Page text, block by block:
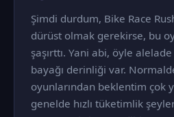
Şimdi durdum, Bike Race
dürüst olmak gerekirse, bu
şaşırttı. Yani abi, öyle
bayağı derinliği var.
oyunlarından beklentim çok
genelde hızlı tüketimlik